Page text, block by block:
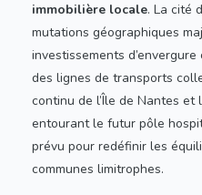
immobilière locale. La cité
mutations géographiques
investissements
des lignes de transports
continu de l’Île de Nantes
entourant le futur pôle
prévu pour redéfinir les
communes limitrophes.